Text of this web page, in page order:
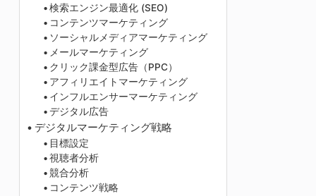
検索エンジン最適化 (SEO)
コンテンツマーケティング
ソーシャルメディアマーケティング
メールマーケティング
クリック課金型広告（PPC）
アフィリエイトマーケティング
インフルエンサーマーケティング
デジタル広告
デジタルマーケティング戦略
目標設定
視聴者分析
競合分析
コンテンツ戦略